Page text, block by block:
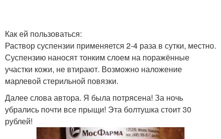
Как ей пользоваться:
Раствор суспензии применяется 2-4 раза в сутки, местно.
Суспензию наносят тонким слоем на поражённые
участки кожи, не втирают. Возможно наложение
марлевой стерильной повязки.
Далее слова автора. Я была потрясена! За ночь
убрались почти все прыщи! Эта болтушка стоит 30
рублей!